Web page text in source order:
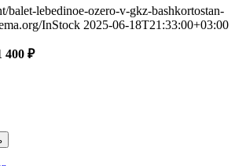
balet-lebedinoe-ozero-v-gkz-bashkortostan-
InStock 2025-06-18T21:33:00+03:00
400 ₽